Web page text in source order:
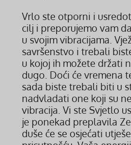
Vrlo ste otporni i
cilj i preporujemo vam
u svojim vibracijama.
savršenstvo i trebali
u kojoj ih možete držati
dugo. Doći će vremena
sada biste trebali biti u
nadvladati one koji su
vibracija. Vi ste Svjetlo
je ponekad preplavila
duše će se osjećati